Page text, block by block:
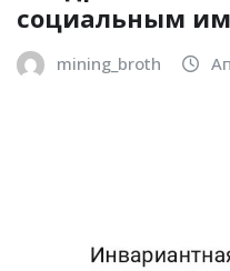
социальным
mining_broth